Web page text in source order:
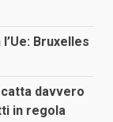
Bruxelles
davvero
in regola